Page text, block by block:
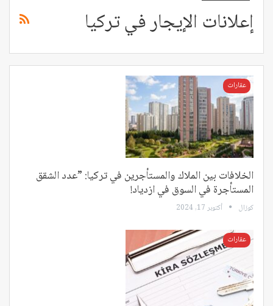
إعلانات الإيجار في تركيا
عقارات
الخلافات بين الملاك والمستأجرين في تركيا: ”عدد الشقق
المستأجرة في السوق في ازدياد!
كوزال أكتوبر 17, 2024
عقارات